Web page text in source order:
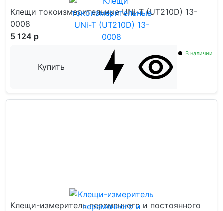
Клещи токоизмерительные UNi-T (UT210D) 13-
0008
5 124 р
Купить
В наличии
Клещи-измеритель переменного и постоянного